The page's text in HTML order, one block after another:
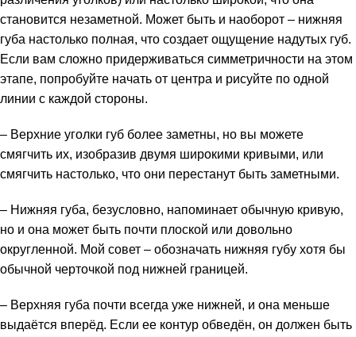
становится незаметной. Может быть и наоборот – нижняя
губа настолько полная, что создает ощущение надутых губ.
Если вам сложно придерживаться симметричности на этом
этапе, попробуйте начать от центра и рисуйте по одной
линии с каждой стороны.
– Верхние уголки губ более заметны, но вы можете
смягчить их, изобразив двумя широкими кривыми, или
смягчить настолько, что они перестанут быть заметными.
– Нижняя губа, безусловно, напоминает обычную кривую,
но и она может быть почти плоской или довольно
округленной. Мой совет – обозначать нижняя губу хотя бы
обычной черточкой под нижней границей.
– Верхняя губа почти всегда уже нижней, и она меньше
выдаётся вперёд. Если ее контур обведён, он должен быть